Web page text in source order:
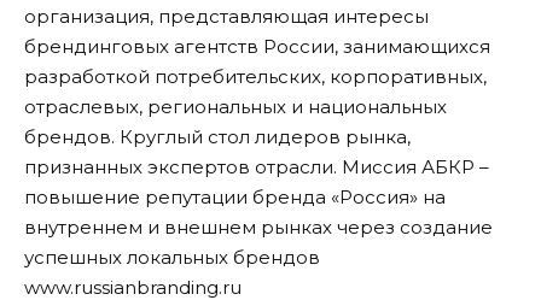
организация, представляющая интересы
брендинговых агентств России, занимающихся
разработкой потребительских, корпоративных,
отраслевых, региональных и национальных
брендов. Круглый стол лидеров рынка,
признанных экспертов отрасли. Миссия АБКР –
повышение репутации бренда «Россия» на
внутреннем и внешнем рынках через создание
успешных локальных брендов
www.russianbranding.ru